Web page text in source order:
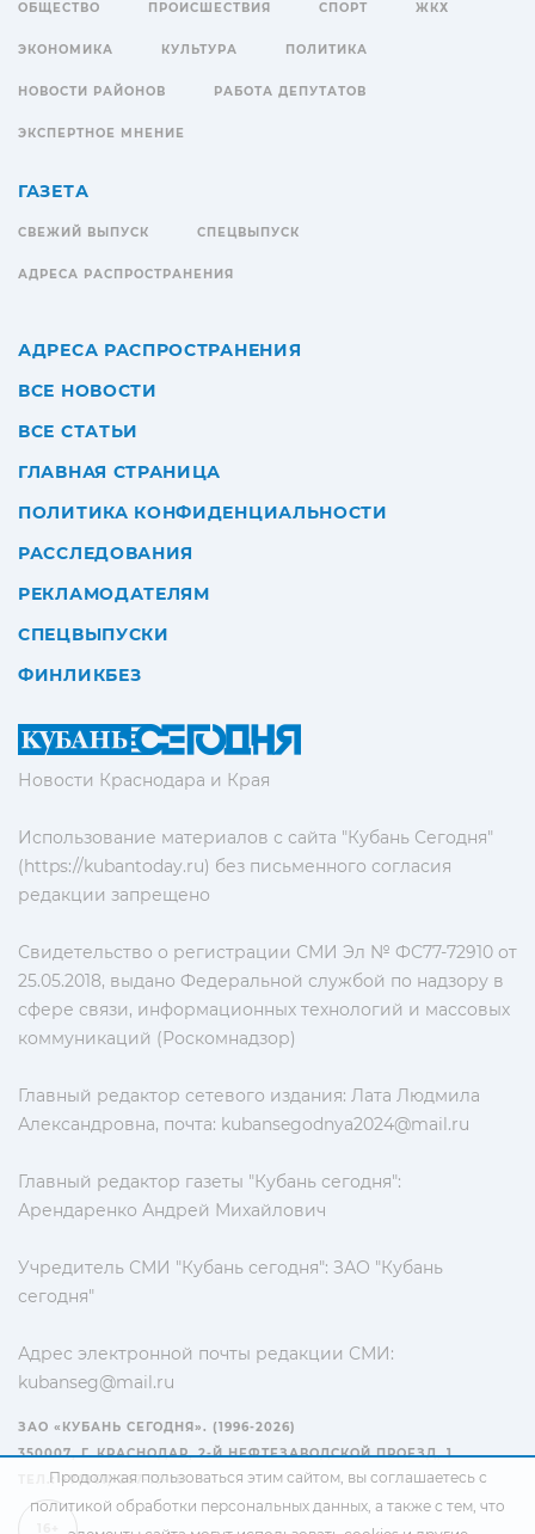
Новости Краснодара и Края
Использование материалов с сайта "Кубань Сегодня"
(https://kubantoday.ru) без письменного согласия
редакции запрещено
Свидетельство о регистрации СМИ Эл № ФС77-72910 от
25.05.2018, выдано Федеральной службой по надзору в
сфере связи, информационных технологий и массовых
коммуникаций (Роскомнадзор)
Главный редактор сетевого издания: Лата Людмила
Александровна, почта: kubansegodnya2024@mail.ru
Главный редактор газеты "Кубань сегодня":
Арендаренко Андрей Михайлович
Учредитель СМИ "Кубань сегодня": ЗАО "Кубань
сегодня"
Адрес электронной почты редакции СМИ:
kubanseg@mail.ru
ОБЩЕСТВО ПРОИСШЕСТВИЯ СПОРТ ЖКХ
ЭКОНОМИКА КУЛЬТУРА ПОЛИТИКА
НОВОСТИ РАЙОНОВ РАБОТА ДЕПУТАТОВ
ЭКСПЕРТНОЕ МНЕНИЕ
ГАЗЕТА
СВЕЖИЙ ВЫПУСК СПЕЦВЫПУСК
АДРЕСА РАСПРОСТРАНЕНИЯ
АДРЕСА РАСПРОСТРАНЕНИЯ
ВСЕ НОВОСТИ
ВСЕ СТАТЬИ
ГЛАВНАЯ СТРАНИЦА
ПОЛИТИКА КОНФИДЕНЦИАЛЬНОСТИ
РАССЛЕДОВАНИЯ
РЕКЛАМОДАТЕЛЯМ
СПЕЦВЫПУСКИ
ФИНЛИКБЕЗ
ЗАО «КУБАНЬ СЕГОДНЯ». (1996-2026)
350007, Г. КРАСНОДАР, 2-Й НЕФТЕЗАВОДСКОЙ ПРОЕЗД, 1
ТЕЛ.: +7(861) 267-15-15
Продолжая пользоваться этим сайтом, вы соглашаетесь с
политикой обработки персональных данных, а также с тем, что